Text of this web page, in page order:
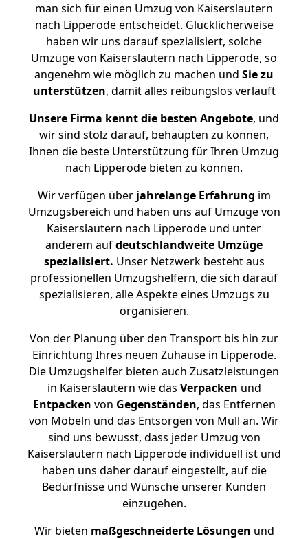
man sich für einen Umzug von Kaiserslautern
nach Lipperode entscheidet. Glücklicherweise
haben wir uns darauf spezialisiert, solche
Umzüge von Kaiserslautern nach Lipperode, so
angenehm wie möglich zu machen und Sie zu
unterstützen, damit alles reibungslos verläuft
Unsere Firma kennt die besten Angebote, und
wir sind stolz darauf, behaupten zu können,
Ihnen die beste Unterstützung für Ihren Umzug
nach Lipperode bieten zu können.
Wir verfügen überjahrelange Erfahrung im
Umzugsbereich und haben uns auf Umzüge von
Kaiserslautern nach Lipperode und unter
anderem aufdeutschlandweite Umzüge
spezialisiert. Unser Netzwerk besteht aus
professionellen Umzugshelfern, die sich darauf
spezialisieren, alle Aspekte eines Umzugs zu
organisieren.
Von der Planung über den Transport bis hin zur
Einrichtung Ihres neuen Zuhause in Lipperode.
Die Umzugshelfer bieten auch Zusatzleistungen
in Kaiserslautern wie das Verpacken und
Entpacken von Gegenständen, das Entfernen
von Möbeln und das Entsorgen von Müll an. Wir
sind uns bewusst, dass jeder Umzug von
Kaiserslautern nach Lipperode individuell ist und
haben uns daher darauf eingestellt, auf die
Bedürfnisse und Wünsche unserer Kunden
einzugehen.
Wir bieten maßgeschneiderte Lösungen und